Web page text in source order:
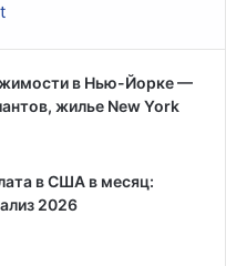
в Нью-Йорке —
жилье New York
в США в месяц:
2026